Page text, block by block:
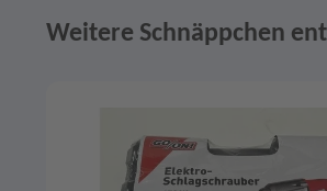
Weitere Schnäppchen